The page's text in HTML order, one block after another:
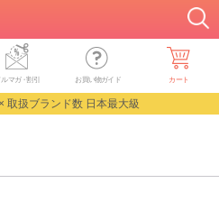
ルマガ・割引 お買い物ガイド カート
取扱ブランド数 日本最大級